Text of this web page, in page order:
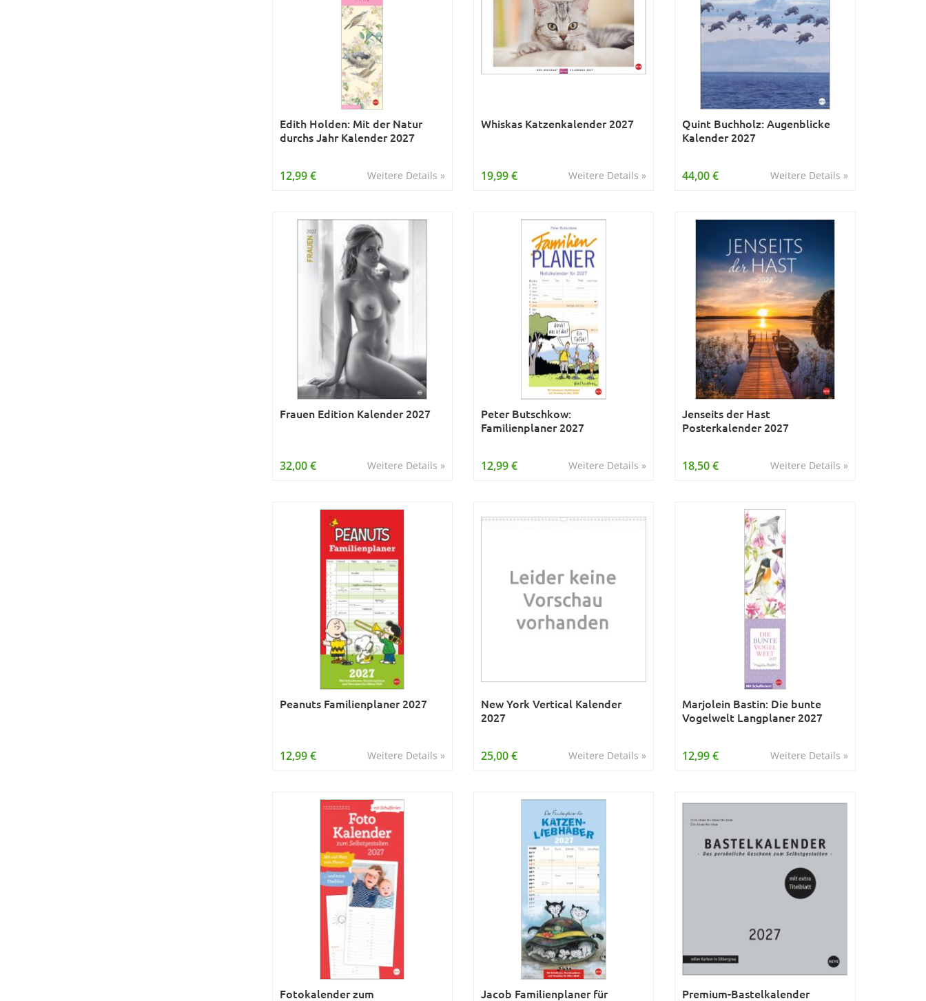
Edith Holden: Mit der Natur
durchs Jahr Kalender 2027
Weitere Details »
12,99 €
Whiskas Katzenkalender 2027
Weitere Details »
19,99 €
Quint Buchholz: Augenblicke
Kalender 2027
Weitere Details »
44,00 €
Frauen Edition Kalender 2027
Weitere Details »
32,00 €
Peter Butschkow:
Familienplaner 2027
Weitere Details »
12,99 €
Jenseits der Hast
Posterkalender 2027
Weitere Details »
18,50 €
Peanuts Familienplaner 2027
Weitere Details »
12,99 €
New York Vertical Kalender
2027
Weitere Details »
25,00 €
Marjolein Bastin: Die bunte
Vogelwelt Langplaner 2027
Weitere Details »
12,99 €
Fotokalender zum
Jacob Familienplaner für
Premium-Bastelkalender